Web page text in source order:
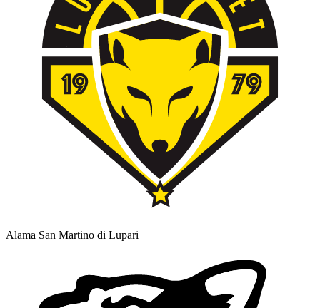
Alama San Martino di Lupari